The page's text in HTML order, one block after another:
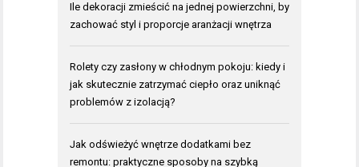
Ile dekoracji zmieścić na jednej powierzchni, by
zachować styl i proporcje aranżacji wnętrza
Rolety czy zasłony w chłodnym pokoju: kiedy i
jak skutecznie zatrzymać ciepło oraz uniknąć
problemów z izolacją?
Jak odświeżyć wnętrze dodatkami bez
remontu: praktyczne sposoby na szybką